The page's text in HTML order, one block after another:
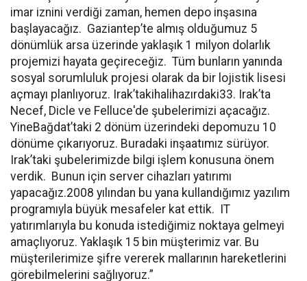
imar iznini verdiği zaman, hemen depo inşasına
başlayacağız. Gaziantep’te almış olduğumuz 5
dönümlük arsa üzerinde yaklaşık 1 milyon dolarlık
projemizi hayata geçireceğiz. Tüm bunların yanında
sosyal sorumluluk projesi olarak da bir lojistik lisesi
açmayı planlıyoruz. Irak’takihalihazırdaki33. Irak’ta
Necef, Dicle ve Felluce'de şubelerimizi açacağız.
YineBağdat’taki 2 dönüm üzerindeki depomuzu 10
dönüme çıkarıyoruz. Buradaki inşaatımız sürüyor.
Irak’taki şubelerimizde bilgi işlem konusuna önem
verdik. Bunun için server cihazları yatırımı
yapacağız.2008 yılından bu yana kullandığımız yazılım
programıyla büyük mesafeler kat ettik. IT
yatırımlarıyla bu konuda istediğimiz noktaya gelmeyi
amaçlıyoruz. Yaklaşık 15 bin müşterimiz var. Bu
müşterilerimize şifre vererek mallarının hareketlerini
görebilmelerini sağlıyoruz.”